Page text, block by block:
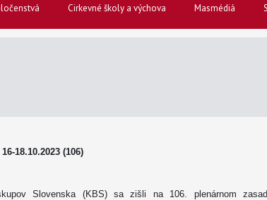
Cirkevné školy a výchova Masmédiá
18.10.2023 (106)
Slovenska (KBS) sa zišli na 106. plenárnom